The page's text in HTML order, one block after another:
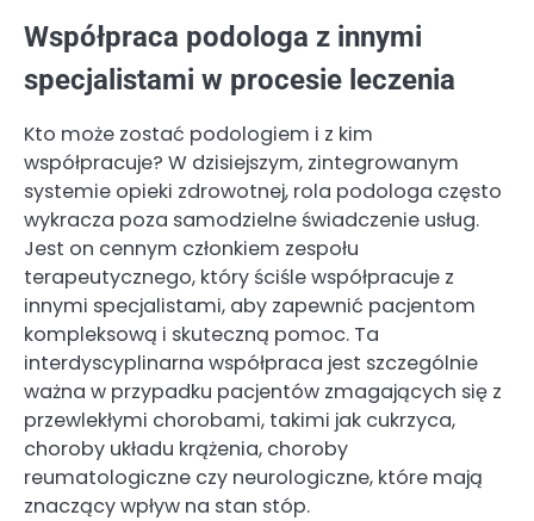
Współpraca podologa z innymi
specjalistami w procesie leczenia
Kto może zostać podologiem i z kim
współpracuje? W dzisiejszym, zintegrowanym
systemie opieki zdrowotnej, rola podologa często
wykracza poza samodzielne świadczenie usług.
Jest on cennym członkiem zespołu
terapeutycznego, który ściśle współpracuje z
innymi specjalistami, aby zapewnić pacjentom
kompleksową i skuteczną pomoc. Ta
interdyscyplinarna współpraca jest szczególnie
ważna w przypadku pacjentów zmagających się z
przewlekłymi chorobami, takimi jak cukrzyca,
choroby układu krążenia, choroby
reumatologiczne czy neurologiczne, które mają
znaczący wpływ na stan stóp.